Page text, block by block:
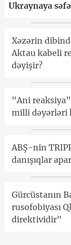
Ukraynaya
Xəzərin
Aktau kabeli
dəyişir?
"Ani
milli dəyərləri
ABŞ-nin
danışıqlar
Gürcüstanın
rusofobiyası
direktividir"